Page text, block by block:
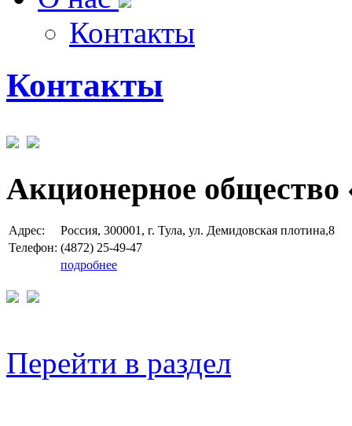
Контакты
Контакты
Акционерное общество
Адрес:
Россия, 300001, г. Тула, ул. Демидовская плотина,8
Телефон: (4872) 25-49-47
подробнее
Перейти в раздел